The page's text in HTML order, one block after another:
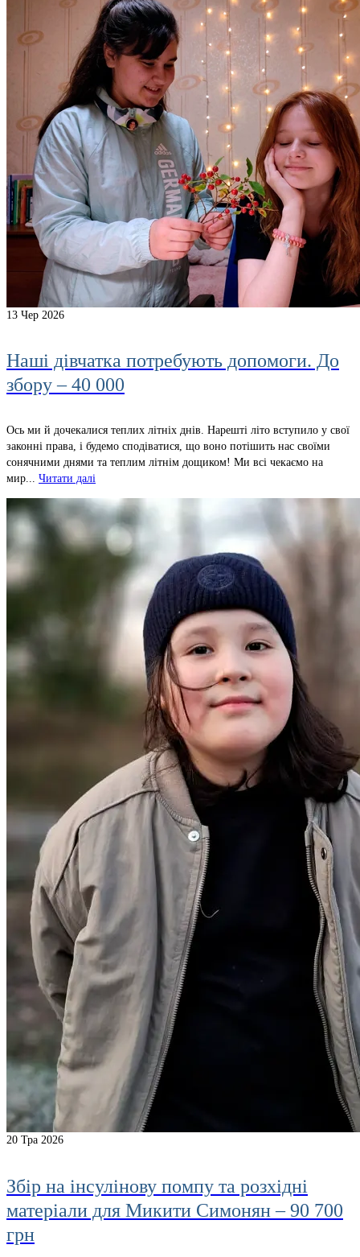
13 Чер 2026
Наші дівчатка потребують допомоги. До
збору – 40 000
Ось ми й дочекалися теплих літніх днів. Нарешті літо вступило у свої
законні права, і будемо сподіватися, що воно потішить нас своїми
сонячними днями та теплим літнім дощиком! Ми всі чекаємо на
мир... Читати далі
20 Тра 2026
Збір на інсулінову помпу та розхідні
матеріали для Микити Симонян – 90 700
грн